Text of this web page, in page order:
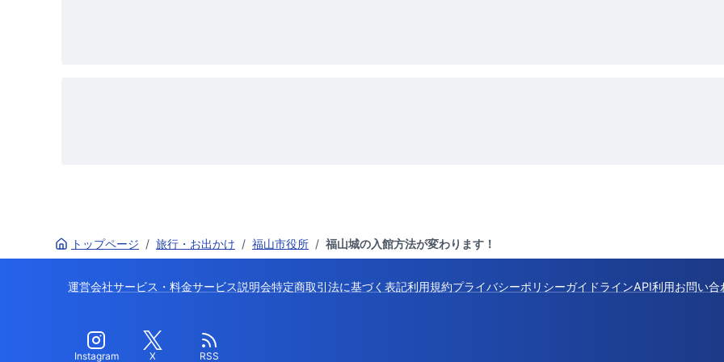
トップページ / 旅行・お出かけ / 福山市役所 / 福山城の入館方法が変わります！
運営会社サービス・料金サービス説明会特定商取引法に基づく表記利用規約プライバシーポリシーガイドラインAPI利用お問い合
Instagram X RSS